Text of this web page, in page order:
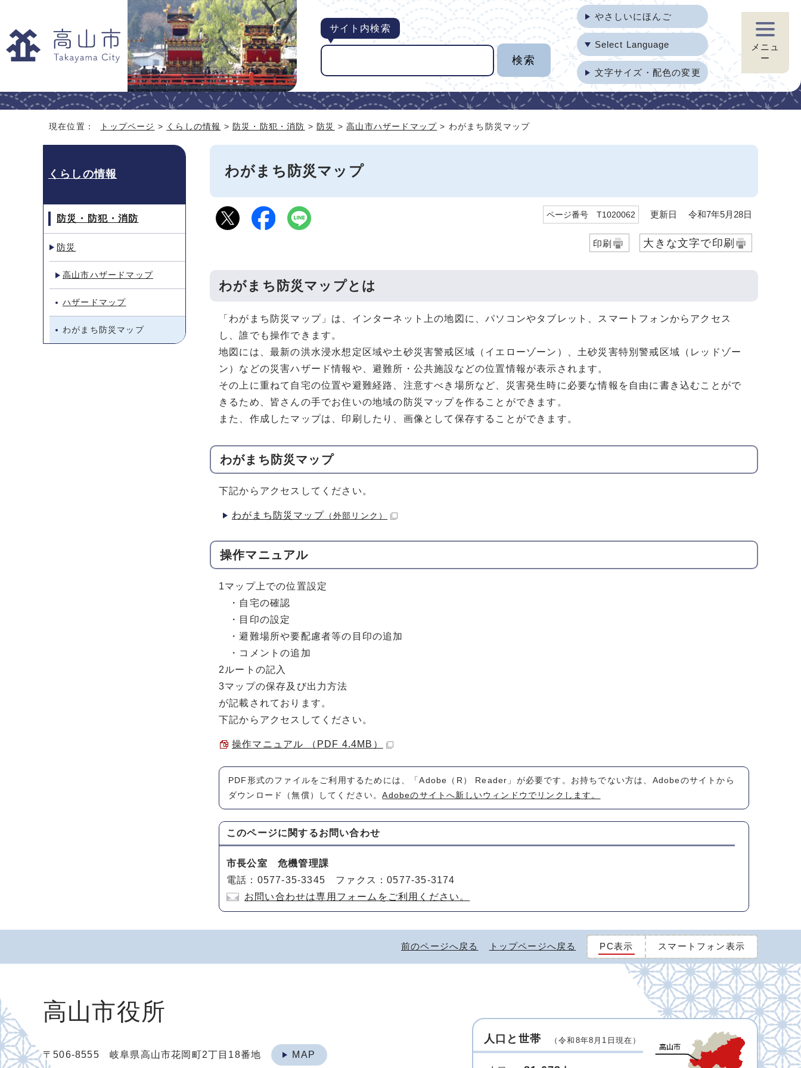
サイト内検索
やさしいにほんご
Select Language
文字サイズ・配色の変更
メニュ
ー
現在位置： トップページ > くらしの情報 > 防災・防犯・消防 > 防災 >高山市ハザードマップ > わがまち防災マップ
わがまち防災マップ
ページ番号 T1020062 更新日 令和7年5月28日
印刷 大きな文字で印刷
わがまち防災マップとは
「わがまち防災マップ」は、インターネット上の地図に、パソコンやタブレット、スマートフォンからアクセス
し、誰でも操作できます。
地図には、最新の洪水浸水想定区域や土砂災害警戒区域（イエローゾーン）、土砂災害特別警戒区域（レッドゾー
ン）などの災害ハザード情報や、避難所・公共施設などの位置情報が表示されます。
その上に重ねて自宅の位置や避難経路、注意すべき場所など、災害発生時に必要な情報を自由に書き込むことがで
きるため、皆さんの手でお住いの地域の防災マップを作ることができます。
また、作成したマップは、印刷したり、画像として保存することができます。
わがまち防災マップ
下記からアクセスしてください。
わがまち防災マップ （外部リンク）
操作マニュアル
1マップ上での位置設定
・自宅の確認
・目印の設定
・避難場所や要配慮者等の目印の追加
・コメントの追加
2ルートの記入
3マップの保存及び出力方法
が記載されております。
下記からアクセスしてください。
操作マニュアル （PDF 4.4MB）
PDF形式のファイルをご利用するためには、「Adobe（R） Reader」が必要です。お持ちでない方は、Adobeのサイトから
ダウンロード（無償）してください。Adobeのサイトへ新しいウィンドウでリンクします。
このページに関するお問い合わせ
市長公室 危機管理課
電話：0577-35-3345 ファクス：0577-35-3174
お問い合わせは専用フォームをご利用ください。
くらしの情報
防災・防犯・消防
防災
高山市ハザードマップ
ハザードマップ
わがまち防災マップ
前のページへ戻る トップページへ戻る PC表示 スマートフォン表示
高山市役所
〒506-8555 岐阜県高山市花岡町2丁目18番地 MAP
人口と世帯 （令和8年8月1日現在）